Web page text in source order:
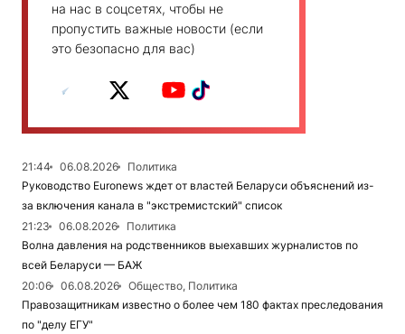
на нас в соцсетях, чтобы не
пропустить важные новости (если
это безопасно для вас)
21:44 06.08.2026
Политика
Руководство Euronews ждет от властей Беларуси объяснений из-
за включения канала в "экстремистский" список
21:23
06.08.2026
Политика
Волна давления на родственников выехавших журналистов по
всей Беларуси — БАЖ
20:06
06.08.2026
Общество, Политика
Правозащитникам известно о более чем 180 фактах преследования
по "делу ЕГУ"